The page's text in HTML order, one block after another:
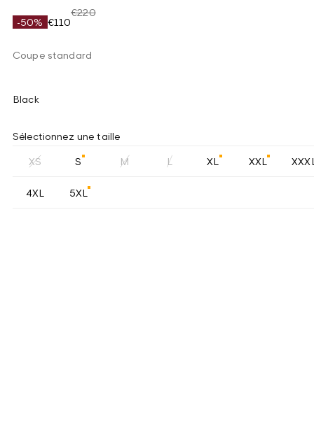
-50% €110
€220
Coupe standard
Black
Sélectionnez une taille
XS S M L XL XXL
4XL 5XL